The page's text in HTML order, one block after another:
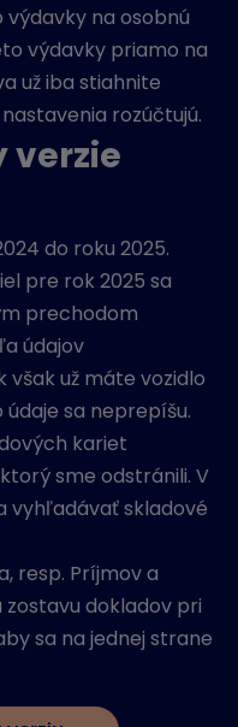
na osobnú
výdavky priamo na
už iba stiahnite
rozúčtujú.
verzie
do roku 2025.
pre rok 2025 sa
prechodom
údajov
však už máte vozidlo
sa neprepíšu.
kariet
sme odstránili. V
vyhľadávať skladové
resp. Príjmov a
dokladov pri
sa na jednej strane